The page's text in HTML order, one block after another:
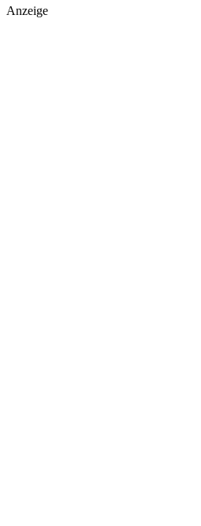
Anzeige